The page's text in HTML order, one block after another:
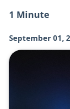
1 Minute
September 01,